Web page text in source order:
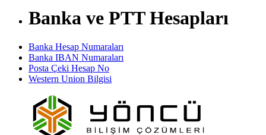
Banka ve PTT Hesapları
Banka Hesap Numaraları
Banka IBAN Numaraları
Posta Çeki Hesap No
Western Union Bilgisi